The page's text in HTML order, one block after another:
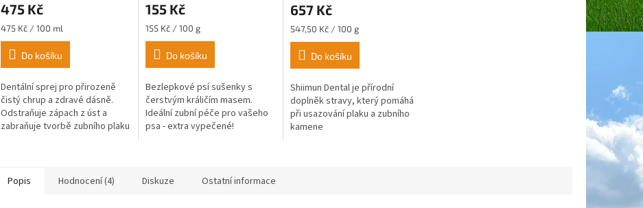
produktu
je
3,0
475 Kč
Měrná
cena:
475 Kč / 100 ml
Do košíku
Dentální sprej pro přirozeně
čistý chrup a zdravé dásně.
Odstraňuje zápach z úst a
zabraňuje tvorbě zubního plaku
produktu
je
5,0
155 Kč
Měrná
cena:
155 Kč / 100 g
Do košíku
Bezlepkové psí sušenky s
čerstvým králičím masem.
Ideální zubní péče pro vašeho
psa - extra vypečené!
produktu
je
4,5
657 Kč
Měrná
cena:
547,50 Kč / 100 g
Do košíku
Shiimun Dental je přírodní
doplněk stravy, který pomáhá
při usazování plaku a zubního
kamene
Popis Hodnocení (4) Diskuze Ostatní informace